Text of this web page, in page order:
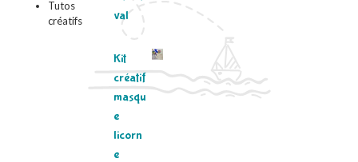
Tutos
créatifs
val
Kit
créatif
masqu
e
licorn
e